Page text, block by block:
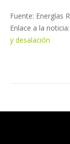
Fuente: Energías
Enlace a la noticia:
y desalación